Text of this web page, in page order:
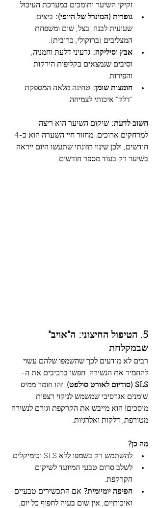
זקיקי השיער ותומכים במערכת העיכול.
גופרית (המינרל של היופי): ביצים,
שעועית לבנה, בצל, שום ומשפחת
המצליבים (ברוקולי, כרובית).
אבץ וסיליקה: גרעיני דלעת וחמניה,
וסיבים שנמצאים בקליפות הירקות
והפירות.
חומצות שומן: טחינה מלאה המספקת
"דלק" איכותי לצמיחה.
חשוב לדעת: שיקום השיער הוא ריצה
חודשים, ולכן שינוי תזונתי שתעשו היום ייראה
בשיער רק בעוד מספר חודשים.
5. הטיפול החיצוני: ה"אויב"
שבמקלחת
רבים לא מודעים לכך שהשמפו שלהם עשוי
להחמיר את הנשירה. חפשו ברכיבים את ה-
SLS (סודיום לאורט סולפט)
. זהו חומר ממיס
שומנים אגרסיבי שמשמש לניקוי רצפות
מוסכים! הוא מייבש את הקרקפת וגורם לנשירה
מטורפת, דלקות ואלרגיות.
מה כן?
להשתמש רק בשמפו ללא SLS וכימיקלים.
לשלב סרום טבעי המיועד לשיקום
הקרקפת.
חפיפה יומיומית? אם התכשירים טבעיים
ואיכותיים, אין שום בעיה לחפוף כל יום.